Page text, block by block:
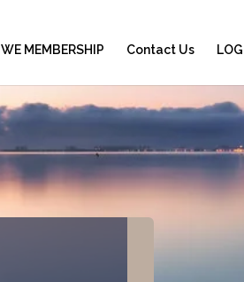
WE MEMBERSHIP Contact Us